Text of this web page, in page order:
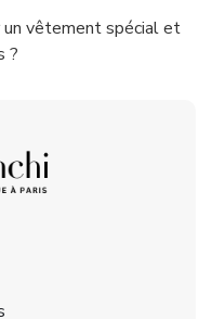
vêtement spécial et
?